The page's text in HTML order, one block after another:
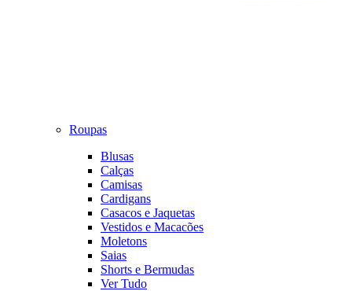
Roupas
Blusas
Calças
Camisas
Cardigans
Casacos e Jaquetas
Vestidos e Macacões
Moletons
Saias
Shorts e Bermudas
Ver Tudo